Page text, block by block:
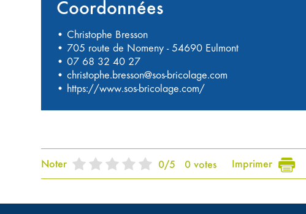
Coordonnées
• Christophe Bresson
• 705 route de Nomeny - 54690 Eulmont
• 07 68 32 40 27
• christophe.bresson@sos-bricolage.com
• https://www.sos-bricolage.com/
Noter 0/5 0 votes Imprimer